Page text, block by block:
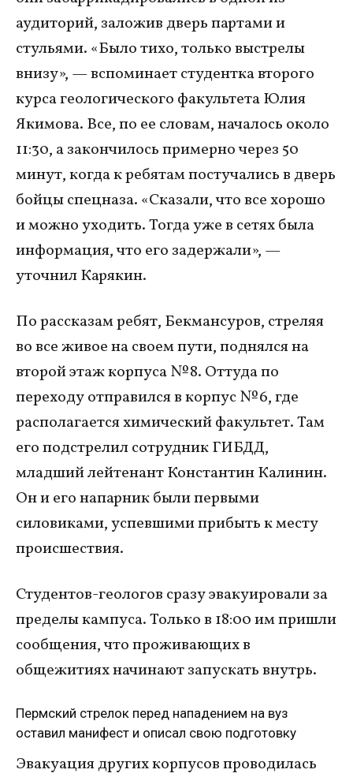
аудиторий, заложив дверь партами и
стульями. «Было тихо, только выстрелы
внизу», — вспоминает студентка второго
курса геологического факультета Юлия
Якимова. Все, по ее словам, началось около
11:30, а закончилось примерно через 50
минут, когда к ребятам постучались в дверь
бойцы спецназа. «Сказали, что все хорошо
и можно уходить. Тогда уже в сетях была
информация, что его задержали», —
уточнил Карякин.
По рассказам ребят, Бекмансуров, стреляя
во все живое на своем пути, поднялся на
второй этаж корпуса № 8. Оттуда по
переходу отправился в корпус № 6, где
располагается химический факультет. Там
его подстрелил сотрудник ГИБДД,
младший лейтенант Константин Калинин.
Он и его напарник были первыми
силовиками, успевшими прибыть к месту
происшествия.
Студентов-геологов сразу эвакуировали за
пределы кампуса. Только в 18:00 им пришли
сообщения, что проживающих в
общежитиях начинают запускать внутрь.
Пермский стрелок перед нападением на вуз
оставил манифест и описал свою подготовку
Эвакуация других корпусов проводилась